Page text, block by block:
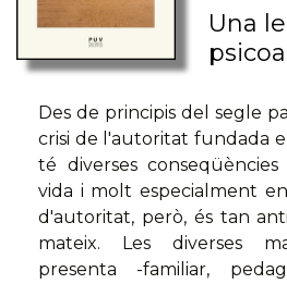
Una
Des de principis del segle
crisi de l'autoritat fundada
té diverses
vida i molt especialment
d'autoritat, però, és tan
mateix. Les diverses
presenta -familiar,